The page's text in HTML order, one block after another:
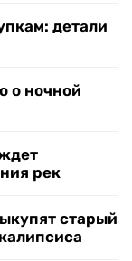
детали
о ночной
рек
старый